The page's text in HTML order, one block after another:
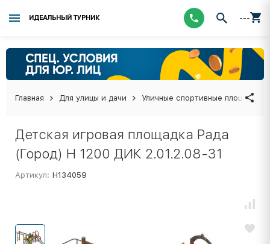
ИДЕАЛЬНЫЙ ТУРНИК ---
Главная Для улицы и дачи Уличные спортивные площадки
Детская игровая площадка Рада
(Город) Н 1200 ДИК 2.01.2.08-31
Артикул: Н134059